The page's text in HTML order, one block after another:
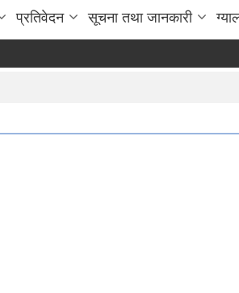
प्रतिवेदन सूचना तथा जानकारी